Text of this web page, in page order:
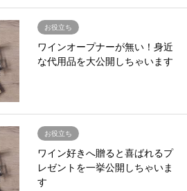
お役立ち
ワインオープナーが無い！身近
な代用品を大公開しちゃいます
お役立ち
ワイン好きへ贈ると喜ばれるプ
レゼントを一挙公開しちゃいま
す